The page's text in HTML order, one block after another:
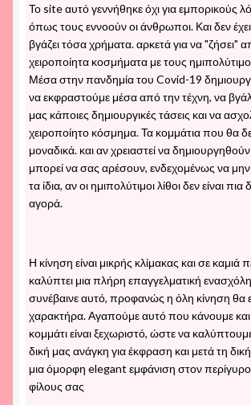
Το site αυτό γεννήθηκε όχι για εμπορικούς
όπως τους εννοούν οι άνθρωποι. Και δεν
βγάζει τόσα χρήματα. αρκετά για να "ζήσει"
χειροποίητα κοσμήματα με τους
Μέσα στην πανδημία του Covid-19
να εκφραστούμε μέσα από την τέχνη, να
μας κάποιες δημιουργικές τάσεις και να
χειροποίητο κόσμημα. Τα κομμάτια που θα
μοναδικά. και αν χρειαστεί να
μπορεί να σας αρέσουν, ενδεχομένως να μην
τα ίδια, αν οι ημιπολύτιμοι λίθοι δεν είναι πια
αγορά.
Η κίνηση είναι μικρής κλίμακας και σε καμιά
καλύπτει μια πλήρη επαγγελματική
συνέβαινε αυτό, προφανώς η όλη κίνηση θα
χαρακτήρα. Αγαπούμε αυτό που κάνουμε και
κομμάτι είναι ξεχωριστό, ώστε να
δική μας ανάγκη για έκφραση και μετά τη
μια όμορφη elegant εμφάνιση στον περίγυρο
φίλους σας